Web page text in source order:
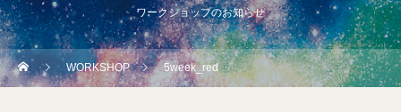
ワークショップのお知らせ
WORKSHOP 5week_red